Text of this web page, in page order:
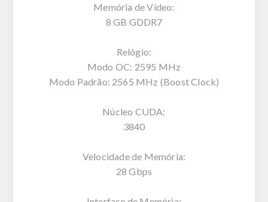
Memória de Vídeo:
8 GB GDDR7
Relógio:
Modo OC: 2595 MHz
Modo Padrão: 2565 MHz (Boost Clock)
Núcleo CUDA:
3840
Velocidade de Memória:
28 Gbps